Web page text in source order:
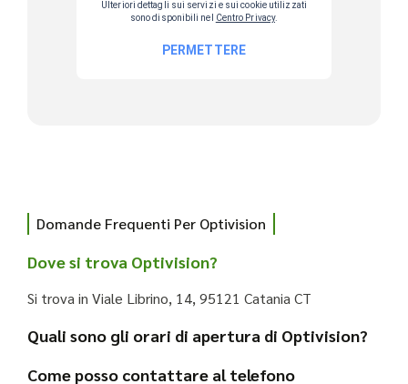
Domande Frequenti Per Optivision
Dove si trova Optivision?
Si trova in Viale Librino, 14, 95121 Catania CT
Quali sono gli orari di apertura di Optivision?
Come posso contattare al telefono